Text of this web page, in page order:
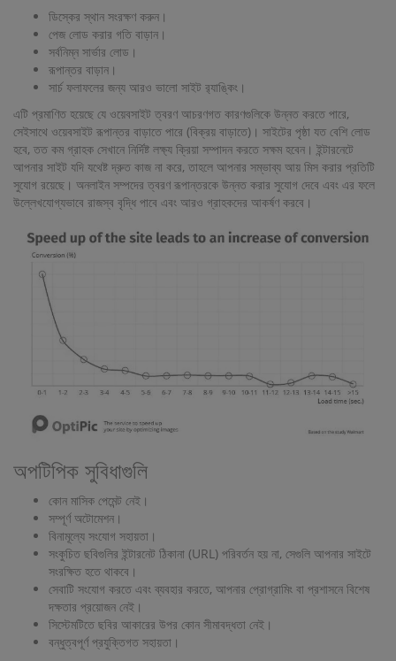
ডিস্কের স্থান সংরক্ষণ করুন।
পেজ লোড করার গতি বাড়ান।
সর্বনিম্ন সার্ভার লোড।
রূপান্তর বাড়ান।
সার্চ ফলাফলের জন্য আরও ভালো সাইট র‌্যাঙ্কিং।
এটি প্রমাণিত হয়েছে যে ওয়েবসাইট ত্বরণ আচরণগত কারণগুলিকে উন্নত করতে পারে,
সেইসাথে ওয়েবসাইট রূপান্তর বাড়াতে পারে (বিক্রয় বাড়াতে)। সাইটের পৃষ্ঠা যত বেশি লোড
হবে, তত কম গ্রাহক সেখানে নির্দিষ্ট লক্ষ্য ক্রিয়া সম্পাদন করতে সক্ষম হবেন। ইন্টারনেটে
আপনার সাইট যদি যথেষ্ট দ্রুত কাজ না করে, তাহলে আপনার সম্ভাব্য আয় মিস করার প্রতিটি
সুযোগ রয়েছে। অনলাইন সম্পদের ত্বরণ রূপান্তরকে উন্নত করার সুযোগ দেবে এবং এর ফলে
উল্লেখযোগ্যভাবে রাজস্ব বৃদ্ধি পাবে এবং আরও গ্রাহকদের আকর্ষণ করবে।
অপটিপিক সুবিধাগুলি
কোন মাসিক পেমেন্ট নেই।
সম্পূর্ণ অটোমেশন।
বিনামূল্যে সংযোগ সহায়তা।
সংকুচিত ছবিগুলির ইন্টারনেট ঠিকানা (URL) পরিবর্তন হয় না, সেগুলি আপনার সাইটে
সংরক্ষিত হতে থাকবে।
সেবাটি সংযোগ করতে এবং ব্যবহার করতে, আপনার প্রোগ্রামিং বা প্রশাসনে বিশেষ
দক্ষতার প্রয়োজন নেই।
সিস্টেমটিতে ছবির আকারের উপর কোন সীমাবদ্ধতা নেই।
বন্ধুত্বপূর্ণ প্রযুক্তিগত সহায়তা।